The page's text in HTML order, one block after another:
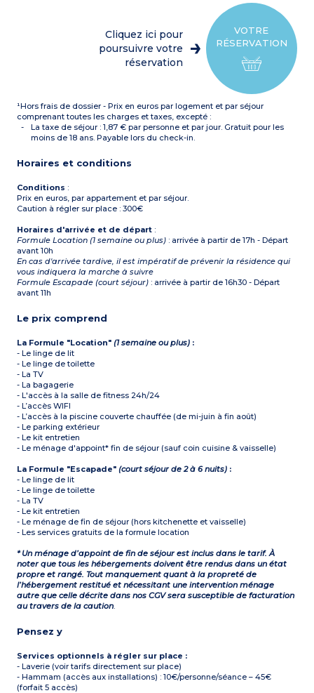
VOTRE
RÉSERVATION
Cliquez ici pour
poursuivre votre
réservation
¹Hors frais de dossier - Prix en euros par logement et par séjour
comprenant toutes les charges et taxes, excepté :
La taxe de séjour : 1,87 € par personne et par jour. Gratuit pour les
moins de 18 ans. Payable lors du check-in.
Horaires et conditions
Conditions :
Prix en euros, par appartement et par séjour.
Caution à régler sur place : 300€
Horaires d'arrivée et de départ :
Formule Location (1 semaine ou plus) : arrivée à partir de 17h - Départ
avant 10h
En cas d'arrivée tardive, il est impératif de prévenir la résidence qui
vous indiquera la marche à suivre
Formule Escapade (court séjour) : arrivée à partir de 16h30 - Départ
avant 11h
Le prix comprend
La Formule "Location"(1 semaine ou plus) :
- Le linge de lit
- Le linge de toilette
- La TV
- La bagagerie
- L'accès à la salle de fitness 24h/24
- L’accès WIFI
- L’accès à la piscine couverte chauffée (de mi-juin à fin août)
- Le parking extérieur
- Le kit entretien
- Le ménage d'appoint* fin de séjour (sauf coin cuisine & vaisselle)
La Formule "Escapade"(court séjour de 2 à 6 nuits) :
- Le linge de lit
- Le linge de toilette
- La TV
- Le kit entretien
- Le ménage de fin de séjour (hors kitchenette et vaisselle)
- Les services gratuits de la formule location
* Un ménage d’appoint de fin de séjour est inclus dans le tarif. À
noter que tous les hébergements doivent être rendus dans un état
propre et rangé. Tout manquement quant à la propreté de
l’hébergement restitué et nécessitant une intervention ménage
autre que celle décrite dans nos CGV sera susceptible de facturation
au travers de la caution.
Pensez y
Services optionnels à régler sur place :
- Laverie (voir tarifs directement sur place)
- Hammam (accès aux installations) : 10€/personne/séance – 45€
(forfait 5 accès)